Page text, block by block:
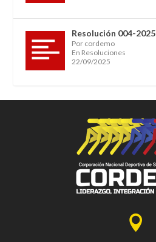
Resolución 004-2025
Por cordemo
En Resoluciones
22/09/2025
